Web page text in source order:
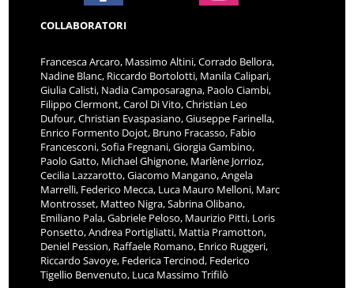
COLLABORATORI
Francesca Arcaro, Massimo Altini, Corrado Bellora,
Nadine Blanc, Riccardo Bortolotti, Manila Calipari,
Giulia Calisti, Nadia Camposaragna, Paolo Ciambi,
Filippo Clermont, Carol Di Vito, Christian Leo
Dufour, Christian Evaspasiano, Giuseppe Farinella,
Enrico Formento Dojot, Bruno Fracasso, Fabio
Francesconi, Sofia Fregnani, Giorgia Gambino,
Paolo Gatto, Michael Ghignone, Marlène Jorrioz,
Cecilia Lazzarotto, Giacomo Mangano, Angela
Marrelli, Federico Mecca, Luca Mauro Melloni, Marc
Montrosset, Matteo Nigra, Sabrina Olibano,
Emiliano Pala, Gabriele Peloso, Maurizio Pitti, Loris
Ponsetto, Andrea Portigliatti, Mattia Pramotton,
Deniel Pession, Raffaele Romano, Enrico Ruggeri,
Riccardo Savoye, Federica Tercinod, Federico
Tigellio Benvenuto, Luca Massimo Trifilò